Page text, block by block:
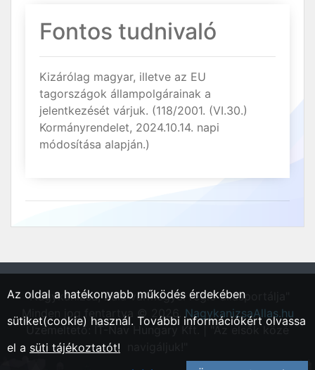
Fontos tudnivaló
Kizárólag magyar, illetve az EU
tagországok állampolgárainak a
jelentkezését várjuk. (118/2001. (VI.30.)
Kormányrendelet, 2024.10.14. napi
módosítása alapján.)
"Nagykanizsa, Zala vármegyei régió állásportálja"
Minden jog fentartva © 2026.NagykanizsaAllas.hu
Üzemeltető: IT-Nav Hungary Kft. | "Az elsők közé
Az oldal a hatékonyabb működés érdekében
sütiket(cookie) használ. További információkért olvassa
el a süti tájékoztatót!